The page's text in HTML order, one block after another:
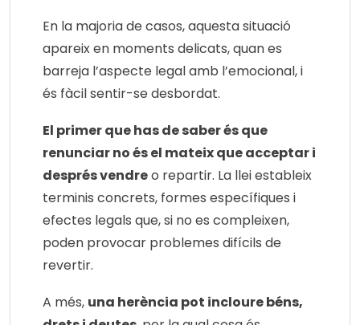
En la majoria de casos, aquesta situació
apareix en moments delicats, quan es
barreja l’aspecte legal amb l’emocional, i
és fàcil sentir-se desbordat.
El primer que has de saber és que
renunciar no és el mateix que acceptar i
després vendreo repartir. La llei estableix
terminis concrets, formes específiques i
efectes legals que, si no es compleixen,
poden provocar problemes difícils de
revertir.
A més, una herència pot incloure béns,